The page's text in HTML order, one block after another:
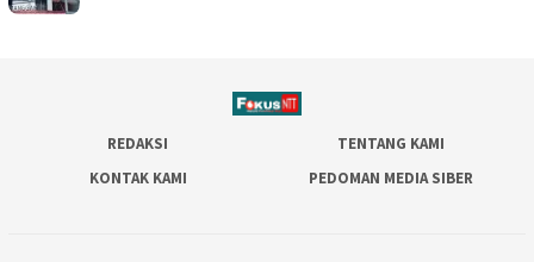
REDAKSI
TENTANG KAMI
KONTAK KAMI
PEDOMAN MEDIA SIBER